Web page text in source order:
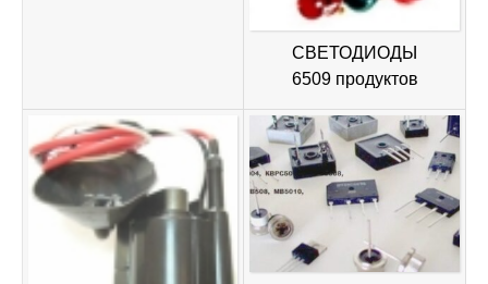
СВЕТОДИОДЫ
6509 продуктов